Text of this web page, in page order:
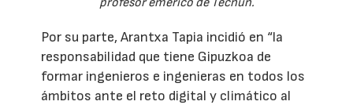
Por su parte, Arantxa Tapia incidió en “la
responsabilidad que tiene Gipuzkoa de
formar ingenieros e ingenieras en todos los
ámbitos ante el reto digital y climático al